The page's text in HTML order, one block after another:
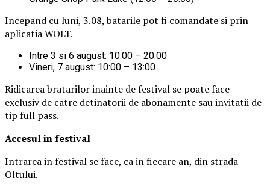
Incepand cu luni, 3.08, batarile pot fi comandate si prin
aplicatia WOLT.
Intre 3 si 6 august: 10:00 – 20:00
Vineri, 7 august: 10:00 – 13:00
Ridicarea bratarilor inainte de festival se poate face
exclusiv de catre detinatorii de abonamente sau invitatii de
tip full pass.
Accesul in festival
Intrarea in festival se face, ca in fiecare an, din strada
Oltului.